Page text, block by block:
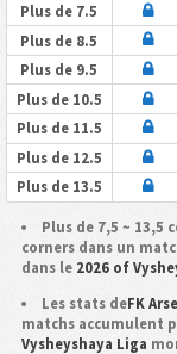
Plus de 7.5
Plus de 8.5
Plus de 9.5
Plus de 10.5
Plus de 11.5
Plus de 12.5
Plus de 13.5
Plus de 7,5 ~
corners dans un
dans le 2026 of
Les stats deFK
matchs accumulent
Vysheyshaya Liga